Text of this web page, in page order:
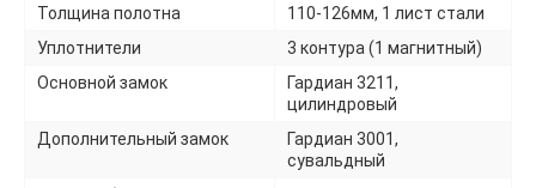
Толщина полотна
110-126мм, 1 лист стали
Уплотнители
3 контура (1 магнитный)
Основной замок
Гардиан 3211,
цилиндровый
Дополнительный замок
Гардиан 3001,
сувальдный